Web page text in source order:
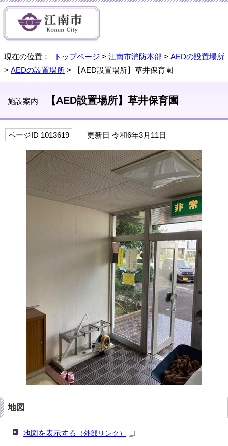
現在の位置： トップページ > 江南市消防本部 > AEDの設置場所
> AEDの設置場所 > 【AED設置場所】草井保育園
施設案内 【AED設置場所】草井保育園
ページID 1013619 更新日 令和6年3月11日
地図
地図を表示する （外部リンク）